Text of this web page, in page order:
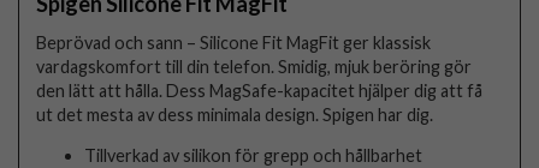
Beprövad och sann – Silicone Fit MagFit ger klassisk
vardagskomfort till din telefon. Smidig, mjuk beröring gör
den lätt att hålla. Dess MagSafe-kapacitet hjälper dig att få
ut det mesta av dess minimala design. Spigen har dig.
Tillverkad av silikon för grepp och hållbarhet